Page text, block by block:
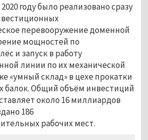
году было реализовано сразу
перевооружение доменной
мощностей по
и запуск в работу
линии по их механической
«умный склад» в цехе прокатки
балок. Общий объём инвестиций
около 16 миллиардов
186
рабочих мест.